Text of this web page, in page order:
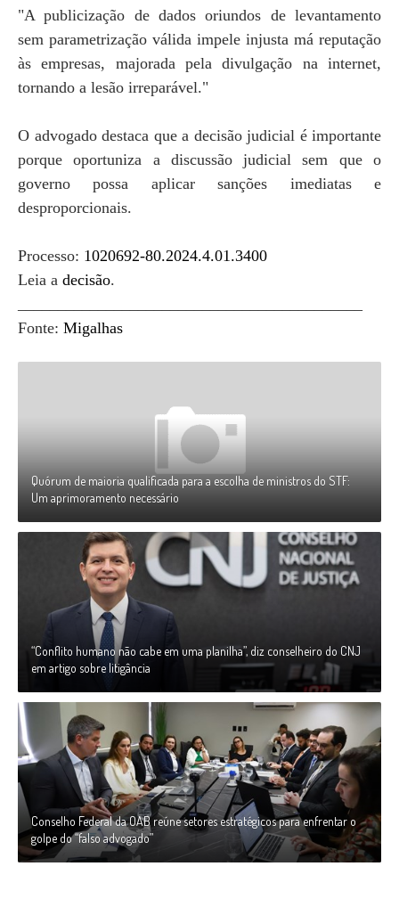
"A publicização de dados oriundos de levantamento
sem parametrização válida impele injusta má reputação
às empresas, majorada pela divulgação na internet,
tornando a lesão irreparável."
O advogado destaca que a decisão judicial é importante
porque oportuniza a discussão judicial sem que o
governo possa aplicar sanções imediatas e
desproporcionais.
Processo: 1020692-80.2024.4.01.3400
Leia a decisão.
Fonte: Migalhas
Quórum de maioria qualificada para a escolha de ministros do STF:
Um aprimoramento necessário
“Conflito humano não cabe em uma planilha”, diz conselheiro do CNJ
em artigo sobre litigância
Conselho Federal da OAB reúne setores estratégicos para enfrentar o
golpe do “falso advogado”